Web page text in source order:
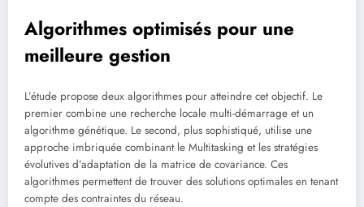
Algorithmes optimisés pour une
meilleure gestion
L’étude propose deux algorithmes pour atteindre cet objectif. Le
premier combine une recherche locale multi-démarrage et un
algorithme génétique. Le second, plus sophistiqué, utilise une
approche imbriquée combinant le Multitasking et les stratégies
évolutives d’adaptation de la matrice de covariance. Ces
algorithmes permettent de trouver des solutions optimales en tenant
compte des contraintes du réseau.